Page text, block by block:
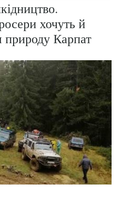
хочуть й
природу Карпат